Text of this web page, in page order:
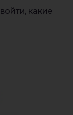
какие